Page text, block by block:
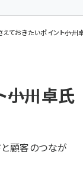
ておきたいポイント――小川
小川卓氏
顧客のつなが